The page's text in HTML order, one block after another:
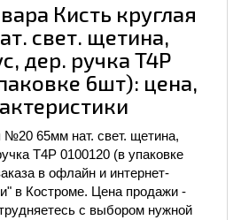
Кисть круглая
свет. щетина,
дер. ручка T4P
6шт): цена,
№20 65мм нат. свет. щетина,
T4P 0100120 (в упаковке
в офлайн и интернет-
в Костроме. Цена продажи -
с выбором нужной